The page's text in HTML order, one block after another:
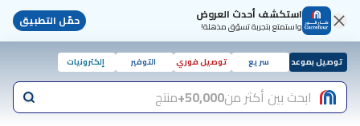
استكشف أحدث العروض
واستمتع بتجربة تسوّق مذهلة! حمّل التطبيق
توصيل بموعد سريع توصيل فوري التوفير إلكترونيات
ابحث بين أكثر من50,000+ منتج